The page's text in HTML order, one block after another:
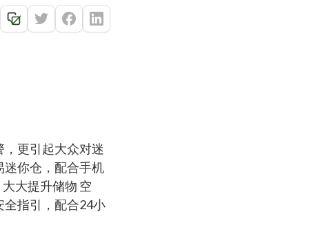
更引起大众对迷
迷你仓，配合手机
大提升储物 空
全指引，配合24小